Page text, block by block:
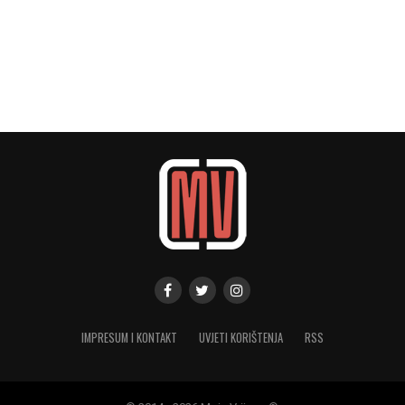
IMPRESUM I KONTAKT UVJETI KORIŠTENJA RSS